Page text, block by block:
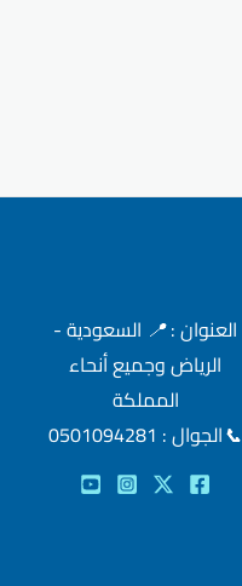
العنوان :📍 السعودية -
الرياض وجميع أنحاء
المملكة
📞الجوال : 0501094281